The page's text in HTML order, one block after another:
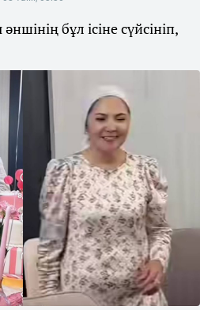
бұл ісіне сүйсініп,